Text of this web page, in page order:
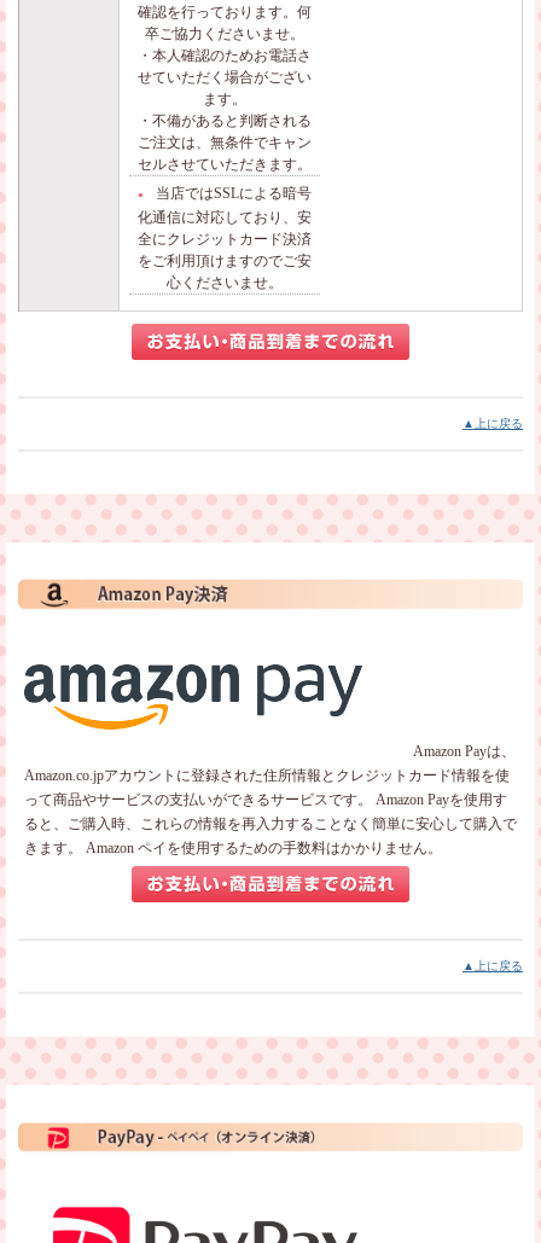
確認を行っております。何
卒ご協力くださいませ。
・本人確認のためお電話さ
せていただく場合がござい
ます。
・不備があると判断される
ご注文は、無条件でキャン
セルさせていただきます。
● 当店ではSSLによる暗号
化通信に対応しており、安
全にクレジットカード決済
をご利用頂けますのでご安
心くださいませ。
▲上に戻る
Amazon Payは、
Amazon.co.jpアカウントに登録された住所情報とクレジットカード情報を使
って商品やサービスの支払いができるサービスです。
Amazon Payを使用す
ると、ご購入時、これらの情報を再入力することなく簡単に安心して購入で
きます。
Amazon ペイを使用するための手数料はかかりません。
▲上に戻る